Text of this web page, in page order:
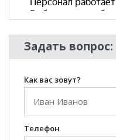
Задать вопрос:
Как вас зовут?
Телефон